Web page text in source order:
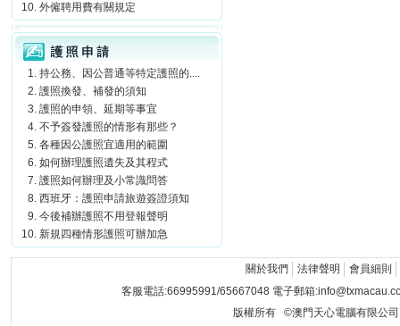
外僱聘用費有關規定
護照申請
持公務、因公普通等特定護照的....
護照換發、補發的須知
護照的申領、延期等事宜
不予簽發護照的情形有那些？
各種因公護照宜適用的範圍
如何辦理護照遺失及其程式
護照如何辦理及小常識問答
西班牙：護照申請旅遊簽證須知
今後補辦護照不用登報聲明
新規四種情形護照可辦加急
關於我們 法律聲明
會員細則
客服電話:66995991/65667048 電子郵箱
版權所有 ©澳門天心電腦有限公